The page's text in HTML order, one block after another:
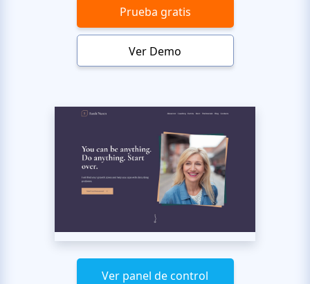
Prueba gratis
Ver Demo
Ver panel de control